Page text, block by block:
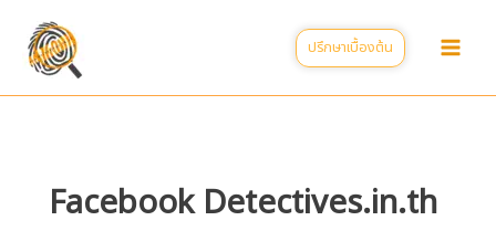
content
ปรึกษาเบื้องต้น
Facebook Detectives.in.th